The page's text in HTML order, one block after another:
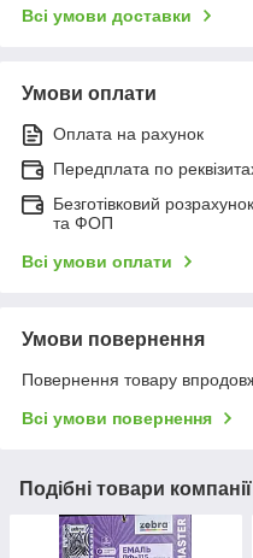
Всі умови доставки
Умови оплати
Оплата на рахунок
Передплата по
Безготівковий
та ФОП
Всі умови оплати
Умови повернення
Повернення товару
Всі умови повернення
Подібні товари компанії